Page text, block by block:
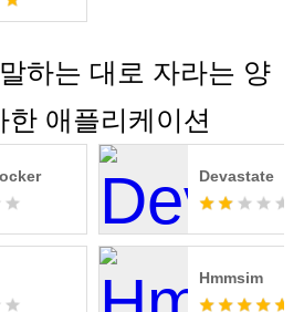
하는 대로 자라는 양
애플리케이션
Devastate
Hmmsim